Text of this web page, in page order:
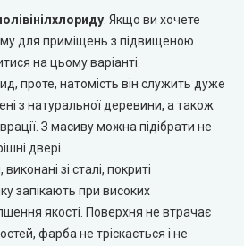
під фарбування)
. Якщо ви хочете
для приміщень з підвищеною
на цьому варіанті.
проте, натомість він служить дуже
з натуральної деревини, а також
З масиву можна підібрати не
двері.
виконані зі сталі, покриті
запікають при високих
якості. Поверхня не втрачає
фарба не тріскається і не